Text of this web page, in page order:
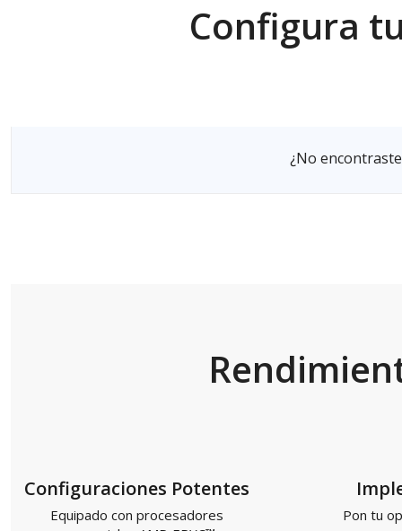
Configura
¿No
Configuraciones Potentes
Equipado con procesadores
Pon tu